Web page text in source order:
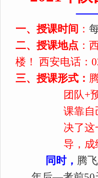
一、授课时间 ：
二、授课地点 ：
楼！
西安电话：
三、授课形式：
团队+
课靠自
决了这
导，成
同时， 腾